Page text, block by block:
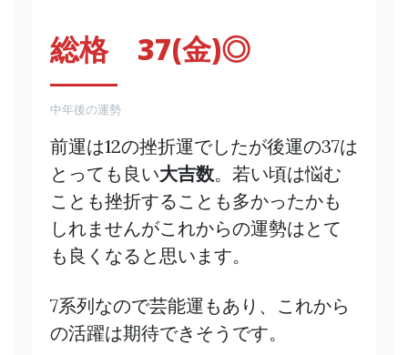
総格 37(金)◎
中年後の運勢
前運は12の挫折運でしたが後運の37は
とっても良い大吉数。若い頃は悩む
ことも挫折することも多かったかも
しれませんがこれからの運勢はとて
も良くなると思います。
7系列なので芸能運もあり、これから
の活躍は期待できそうです。